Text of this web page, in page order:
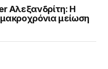
Αλεξανδρίτη: Η
μείωση